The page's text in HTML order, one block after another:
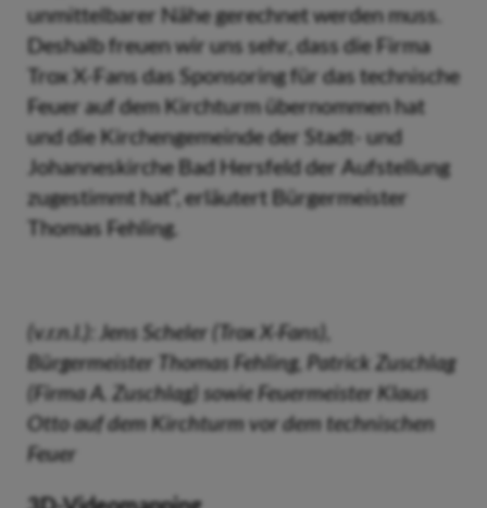
unmittelbarer Nähe gerechnet werden muss.
Deshalb freuen wir uns sehr, dass die Firma
Trox X-Fans das Sponsoring für das technische
Feuer auf dem Kirchturm übernommen hat
und die Kirchengemeinde der Stadt- und
Johanneskirche Bad Hersfeld der Aufstellung
zugestimmt hat“, erläutert Bürgermeister
Thomas Fehling.
(v.r.n.l.): Jens Scheler (Trox X-Fans),
Bürgermeister Thomas Fehling, Patrick Zuschlag
(Firma A. Zuschlag) sowie Feuermeister Klaus
Otto auf dem Kirchturm vor dem technischen
Feuer